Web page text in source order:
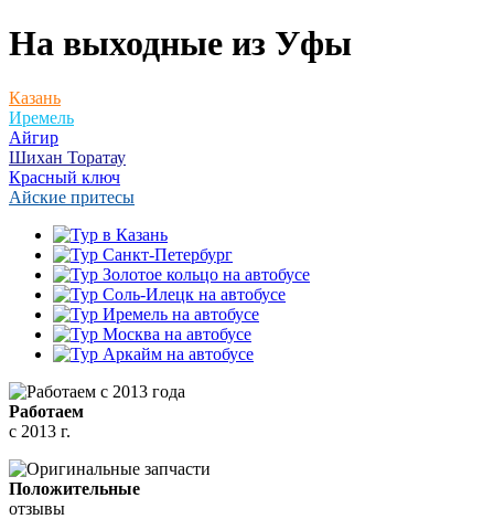
На выходные из Уфы
Казань
Иремель
Айгир
Шихан Торатау
Красный ключ
Айские притесы
Работаем
с 2013 г.
Положительные
отзывы